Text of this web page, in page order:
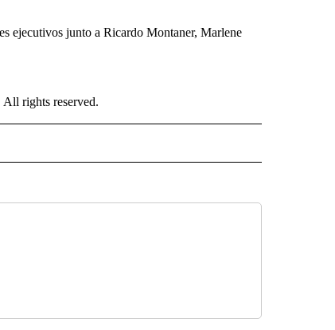
ejecutivos junto a Ricardo Montaner, Marlene
rights reserved.
TO RECEIVE NOTIFICATIONS ABOUT NEW PAGES ON "CNN - SPANISH".